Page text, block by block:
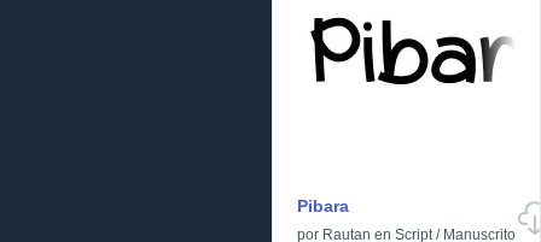
Pibara
por Rautan en Script/ Manuscrito